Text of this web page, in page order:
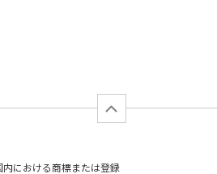
における商標または登録